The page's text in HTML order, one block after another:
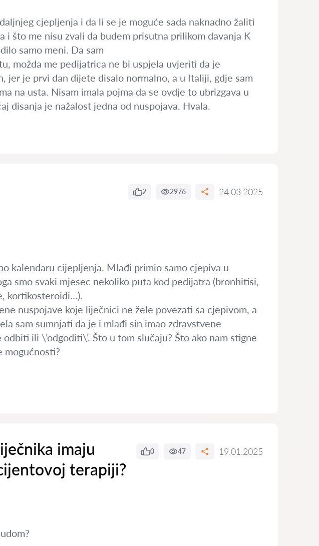
cjepljenja i da li se je moguće sada naknadno žaliti
što me nisu zvali da budem prisutna prilikom davanja K
samo meni. Da sam
možda me pedijatrica ne bi uspjela uvjeriti da je
jer je prvi dan dijete disalo normalno, a u Italiji, gdje sam
na usta. Nisam imala pojma da se ovdje to ubrizgava u
disanja je nažalost jedna od nuspojava. Hvala.
2 2976 24.03.2025
kalendaru cijepljenja. Mlađi primio samo cjepiva u
smo svaki mjesec nekoliko puta kod pedijatra (bronhitisi,
kortikosteroidi…).
nuspojave koje liječnici ne žele povezati sa cjepivom, a
sam sumnjati da je i mlađi sin imao zdravstvene
ili \’odgoditi\’. Što u tom slučaju? Što ako nam stigne
mogućnosti?
imaju
terapiji?
0 47 19.01.2025